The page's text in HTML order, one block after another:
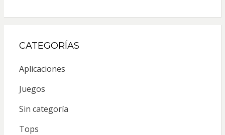
CATEGORÍAS
Aplicaciones
Juegos
Sin categoría
Tops